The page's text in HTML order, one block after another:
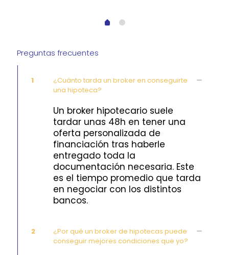
Preguntas frecuentes
1
¿Cuánto tarda un broker en conseguirte
una hipoteca?
Un broker hipotecario suele
tardar unas 48h en tener una
oferta personalizada de
financiación tras haberle
entregado toda la
documentación necesaria. Este
es el tiempo promedio que tarda
en negociar con los distintos
bancos.
2
¿Por qué un broker de hipotecas puede
conseguir mejores condiciones que yo?